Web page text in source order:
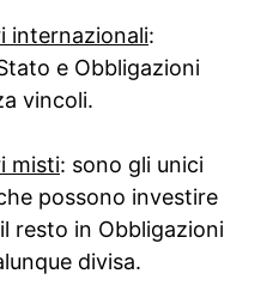
internazionali:
e Obbligazioni
vincoli.
misti: sono gli unici
possono investire
resto in Obbligazioni
divisa.